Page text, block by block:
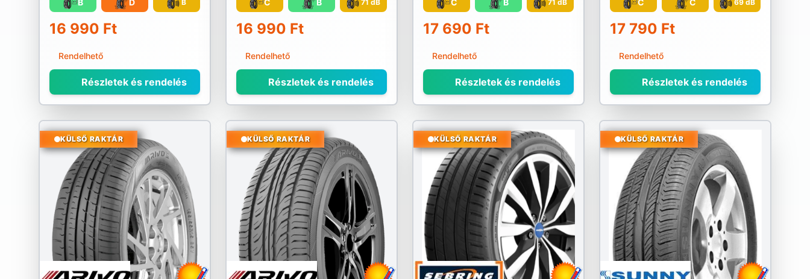
B D B
16 990 Ft
Rendelhető
Részletek és rendelés
C B 71 dB
16 990 Ft
Rendelhető
Részletek és rendelés
C B 71 dB
17 690 Ft
Rendelhető
Részletek és rendelés
C C 69 dB
17 790 Ft
Rendelhető
Részletek és rendelés
KÜLSŐ RAKTÁR KÜLSŐ RAKTÁR KÜLSŐ RAKTÁR KÜLSŐ RAKTÁR